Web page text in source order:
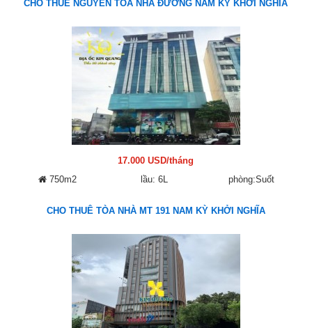
CHO THUÊ NGUYÊN TÒA NHÀ ĐƯỜNG NAM KỲ KHỞI NGHĨA
17.000 USD/tháng
750m2
lầu: 6L phòng:Suốt
CHO THUÊ TÒA NHÀ MT 191 NAM KỲ KHỞI NGHĨA